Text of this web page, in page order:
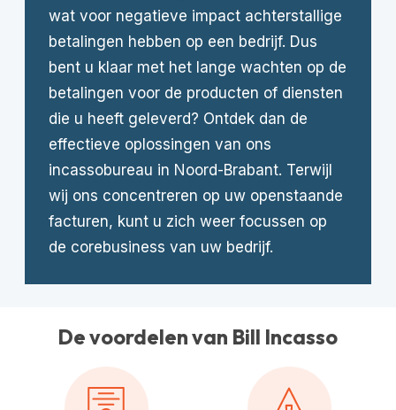
wat voor negatieve impact achterstallige
betalingen hebben op een bedrijf. Dus
bent u klaar met het lange wachten op de
betalingen voor de producten of diensten
die u heeft geleverd? Ontdek dan de
effectieve oplossingen van ons
incassobureau in Noord-Brabant. Terwijl
wij ons concentreren op uw openstaande
facturen, kunt u zich weer focussen op
de corebusiness van uw bedrijf.
De voordelen van Bill Incasso